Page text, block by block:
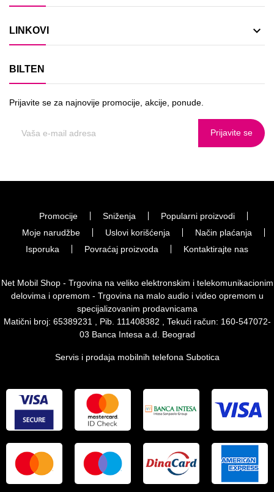
LINKOVI 
BILTEN
Prijavite se za najnovije promocije, akcije, ponude.
Prijavite se
Promocije Sniženja
Popularni proizvodi
Moje narudžbe
Uslovi korišćenja
Način plaćanja
Isporuka
Povraćaj proizvoda Kontaktirajte nas
Net Mobil Shop - Trgovina na veliko elektronskim i telekomunikacionim
delovima i opremom - Trgovina na malo audio i video opremom u
specijalizovanim prodavnicama
Matični broj: 65389231 , Pib. 111408382 , Tekući račun: 160-547072-
03 Banca Intesa a.d. Beograd
Servis i prodaja mobilnih telefona Subotica